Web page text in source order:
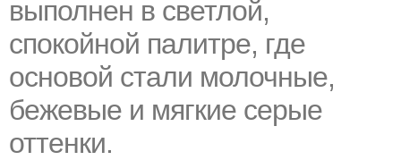
выполнен в светлой,
спокойной палитре, где
основой стали молочные,
бежевые и мягкие серые
оттенки.